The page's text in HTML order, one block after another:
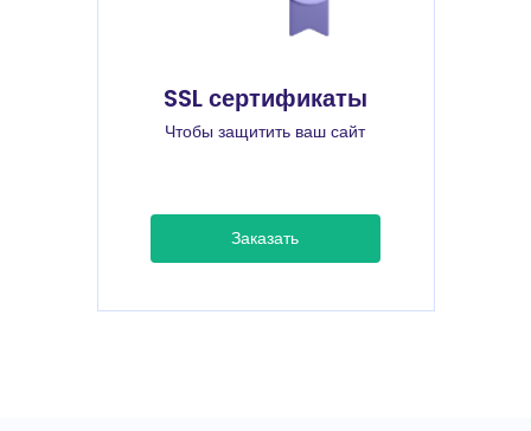
SSL сертификаты
Чтобы защитить ваш сайт
Заказать